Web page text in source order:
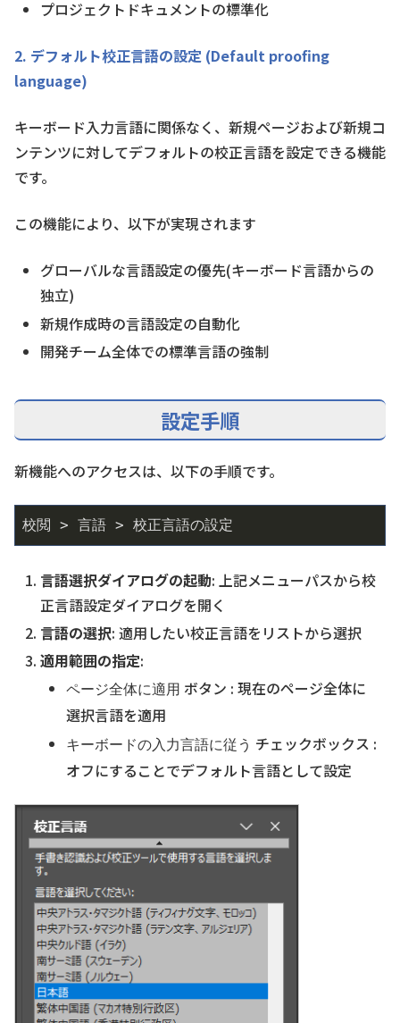
プロジェクトドキュメントの標準化
2. デフォルト校正言語の設定 (Default proofing
language)
キーボード入力言語に関係なく、新規ページおよび新規コ
ンテンツに対してデフォルトの校正言語を設定できる機能
です。
この機能により、以下が実現されます
グローバルな言語設定の優先(キーボード言語からの
独立)
新規作成時の言語設定の自動化
開発チーム全体での標準言語の強制
設定手順
新機能へのアクセスは、以下の手順です。
校閲 > 言語 > 校正言語の設定
言語選択ダイアログの起動: 上記メニューパスから校
正言語設定ダイアログを開く
言語の選択: 適用したい校正言語をリストから選択
適用範囲の指定:
ページ全体に適用 ボタン : 現在のページ全体に
選択言語を適用
キーボードの入力言語に従う チェックボックス :
オフにすることでデフォルト言語として設定